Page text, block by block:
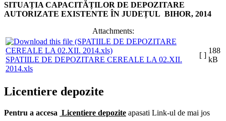
SITUAȚIA CAPACITĂȚILOR DE DEPOZITARE
AUTORIZATE EXISTENTE ÎN JUDEȚUL BIHOR, 2014
Attachments:
SPATIILE DE DEPOZITARE CEREALE LA 02.XII.
2014.xls
[ ]
188
kB
Licentiere depozite
Pentru a accesa Licentiere depozite apasati Link-ul de mai jos